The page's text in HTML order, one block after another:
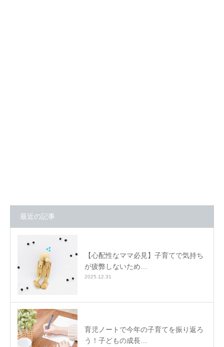
最近の記事
【心配性なママ必見】子育てで気持ち
が疲弊しないため…
2025.12.31
育児ノートで今年の子育てを振り返ろ
う！子どもの成長…